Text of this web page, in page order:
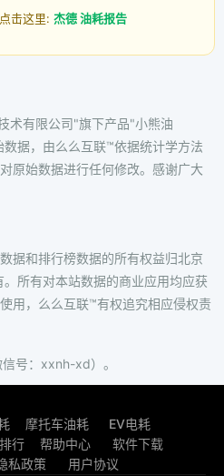
击这里: 杰德 油耗报告
术有限公司"旗下产品"小熊油
据，由么么互联™依据统计学方法
原始数据进行任何修改。感谢广大
据和排行榜数据的所有权益归北京
所有对本站数据的商业应用均应获
用，么么互联™有权追究相应侵权责
号：xxnh-xd）。
摩托车油耗
EV电耗
行 帮助中心
软件下载
私政策 用户协议